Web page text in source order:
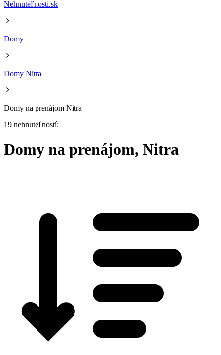
Nehnuteľnosti.sk
Domy
Domy Nitra
Domy na prenájom Nitra
19 nehnuteľností:
Domy na prenájom, Nitra